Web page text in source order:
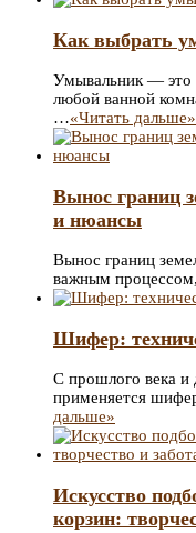
Как выбрать
Умывальник — это
любой ванной
…«Читать дальше»
Вынос границ
и нюансы
Вынос границ
важным
Шифер:
С прошлого века и
применяется
дальше»
Искусство
корзин: